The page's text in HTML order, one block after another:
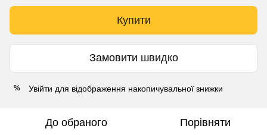
Купити
Замовити швидко
% Увійти для відображення накопичувальної знижки
До обраного Порівняти